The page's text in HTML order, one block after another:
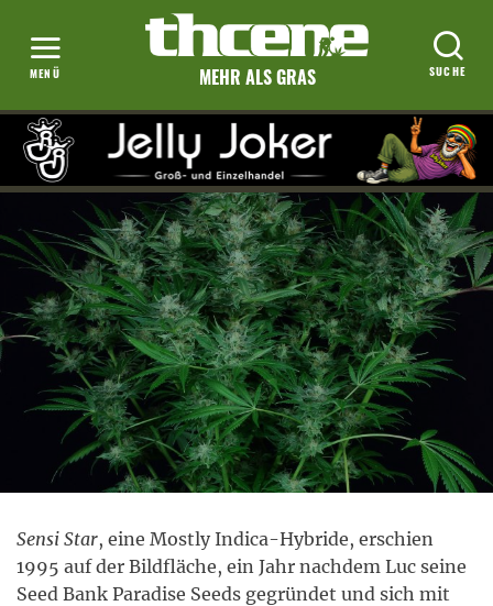
MEHR ALS GRAS
Sensi Star, eine Mostly Indica-Hybride, erschien
1995 auf der Bildfläche, ein Jahr nachdem Luc seine
Seed Bank Paradise Seeds gegründet und sich mit